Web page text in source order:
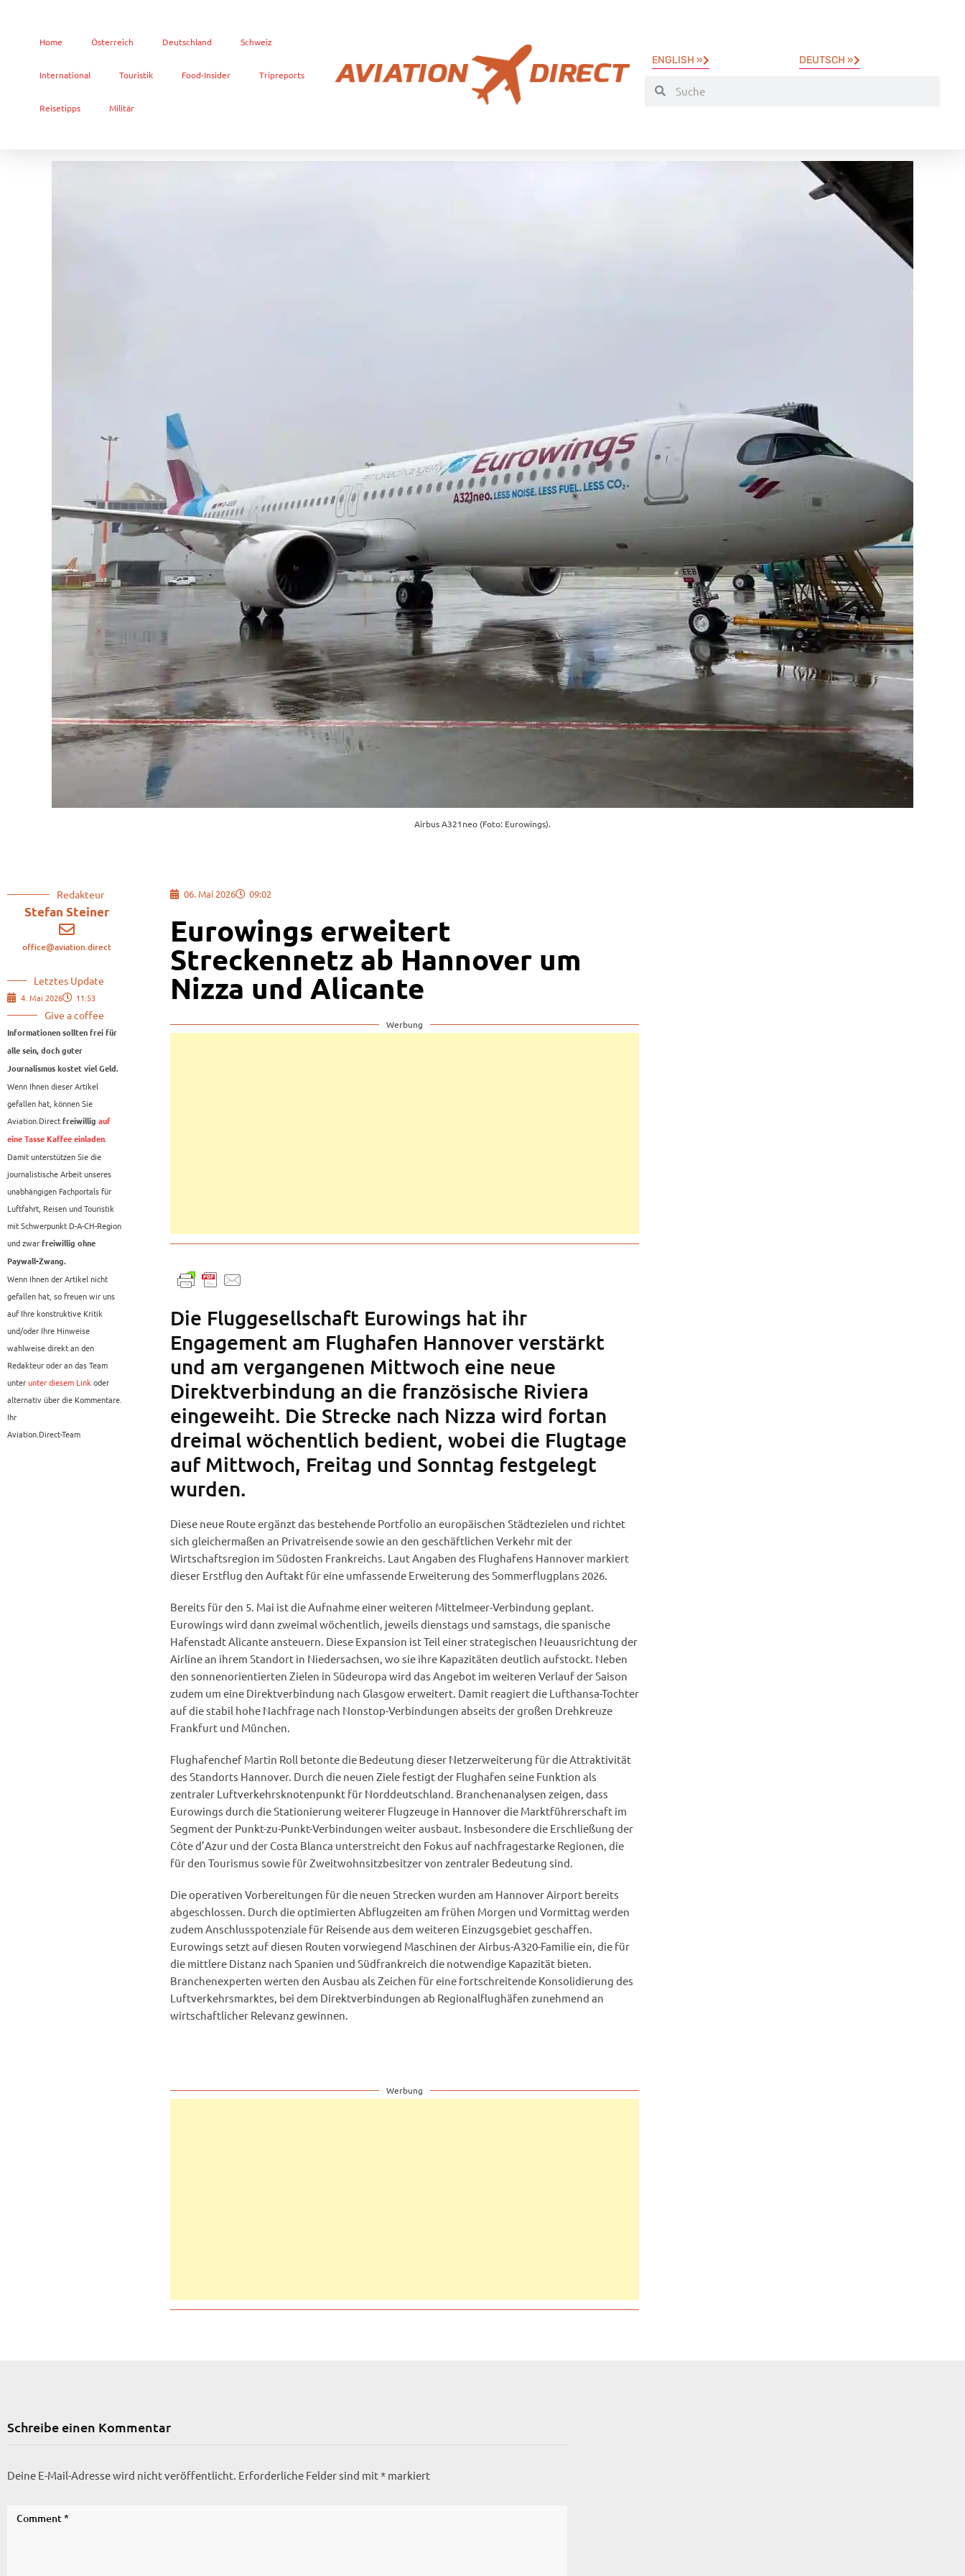
Home Österreich Deutschland Schweiz
International Touristik Food-Insider Tripreports
Reisetipps Militär
ENGLISH » DEUTSCH »
Airbus A321neo (Foto: Eurowings).
Redakteur
Stefan Steiner
office@aviation.direct
Letztes Update
4. Mai 2026 11:53
Give a coffee
Informationen sollten frei für
alle sein, doch guter
Journalismus kostet viel Geld.
Wenn Ihnen dieser Artikel
gefallen hat, können Sie
Aviation.Direct freiwillig auf
eine Tasse Kaffee einladen.
Damit unterstützen Sie die
journalistische Arbeit unseres
unabhängigen Fachportals für
Luftfahrt, Reisen und Touristik
mit Schwerpunkt D-A-CH-Region
und zwar freiwillig ohne
Paywall-Zwang.
Wenn Ihnen der Artikel nicht
gefallen hat, so freuen wir uns
auf Ihre konstruktive Kritik
und/oder Ihre Hinweise
wahlweise direkt an den
Redakteur oder an das Team
unterunter diesem Linkoder
alternativ über die Kommentare.
Ihr
Aviation.Direct-Team
06. Mai 2026 09:02
Eurowings erweitert
Streckennetz ab Hannover um
Nizza und Alicante
Werbung
Die Fluggesellschaft Eurowings hat ihr
Engagement am Flughafen Hannover verstärkt
und am vergangenen Mittwoch eine neue
Direktverbindung an die französische Riviera
eingeweiht. Die Strecke nach Nizza wird fortan
dreimal wöchentlich bedient, wobei die Flugtage
auf Mittwoch, Freitag und Sonntag festgelegt
wurden.
Diese neue Route ergänzt das bestehende Portfolio an europäischen Städtezielen und richtet
sich gleichermaßen an Privatreisende sowie an den geschäftlichen Verkehr mit der
Wirtschaftsregion im Südosten Frankreichs. Laut Angaben des Flughafens Hannover markiert
dieser Erstflug den Auftakt für eine umfassende Erweiterung des Sommerflugplans 2026.
Bereits für den 5. Mai ist die Aufnahme einer weiteren Mittelmeer-Verbindung geplant.
Eurowings wird dann zweimal wöchentlich, jeweils dienstags und samstags, die spanische
Hafenstadt Alicante ansteuern. Diese Expansion ist Teil einer strategischen Neuausrichtung der
Airline an ihrem Standort in Niedersachsen, wo sie ihre Kapazitäten deutlich aufstockt. Neben
den sonnenorientierten Zielen in Südeuropa wird das Angebot im weiteren Verlauf der Saison
zudem um eine Direktverbindung nach Glasgow erweitert. Damit reagiert die Lufthansa-Tochter
auf die stabil hohe Nachfrage nach Nonstop-Verbindungen abseits der großen Drehkreuze
Frankfurt und München.
Flughafenchef Martin Roll betonte die Bedeutung dieser Netzerweiterung für die Attraktivität
des Standorts Hannover. Durch die neuen Ziele festigt der Flughafen seine Funktion als
zentraler Luftverkehrsknotenpunkt für Norddeutschland. Branchenanalysen zeigen, dass
Eurowings durch die Stationierung weiterer Flugzeuge in Hannover die Marktführerschaft im
Segment der Punkt-zu-Punkt-Verbindungen weiter ausbaut. Insbesondere die Erschließung der
Côte d’Azur und der Costa Blanca unterstreicht den Fokus auf nachfragestarke Regionen, die
für den Tourismus sowie für Zweitwohnsitzbesitzer von zentraler Bedeutung sind.
Die operativen Vorbereitungen für die neuen Strecken wurden am Hannover Airport bereits
abgeschlossen. Durch die optimierten Abflugzeiten am frühen Morgen und Vormittag werden
zudem Anschlusspotenziale für Reisende aus dem weiteren Einzugsgebiet geschaffen.
Eurowings setzt auf diesen Routen vorwiegend Maschinen der Airbus-A320-Familie ein, die für
die mittlere Distanz nach Spanien und Südfrankreich die notwendige Kapazität bieten.
Branchenexperten werten den Ausbau als Zeichen für eine fortschreitende Konsolidierung des
Luftverkehrsmarktes, bei dem Direktverbindungen ab Regionalflughäfen zunehmend an
wirtschaftlicher Relevanz gewinnen.
Werbung
Schreibe einen Kommentar
Deine E-Mail-Adresse wird nicht veröffentlicht. Erforderliche Felder sind mit* markiert